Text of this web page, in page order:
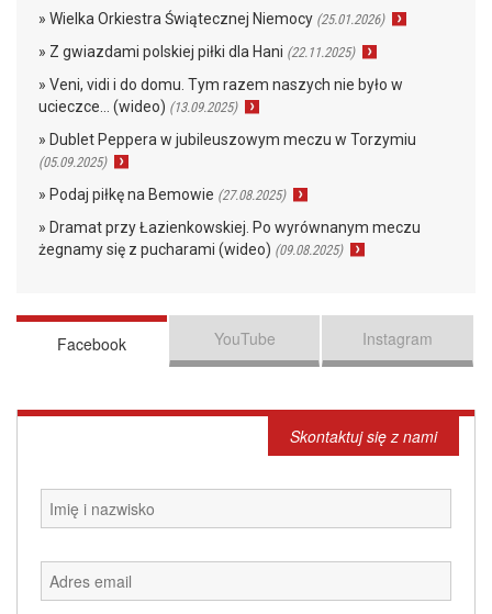
» Wielka Orkiestra Świątecznej Niemocy (25.01.2026)
» Z gwiazdami polskiej piłki dla Hani (22.11.2025)
» Veni, vidi i do domu. Tym razem naszych nie było w
ucieczce… (wideo) (13.09.2025)
» Dublet Peppera w jubileuszowym meczu w Torzymiu
(05.09.2025)
» Podaj piłkę na Bemowie (27.08.2025)
» Dramat przy Łazienkowskiej. Po wyrównanym meczu
żegnamy się z pucharami (wideo) (09.08.2025)
Facebook YouTube Instagram
Skontaktuj się z nami